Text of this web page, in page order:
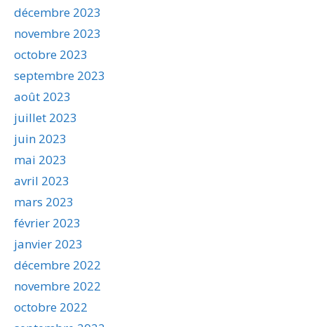
décembre 2023
novembre 2023
octobre 2023
septembre 2023
août 2023
juillet 2023
juin 2023
mai 2023
avril 2023
mars 2023
février 2023
janvier 2023
décembre 2022
novembre 2022
octobre 2022